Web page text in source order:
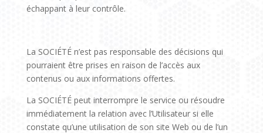
échappant à leur contrôle.
La SOCIÉTÉ n’est pas responsable des décisions qui
pourraient être prises en raison de l’accès aux
contenus ou aux informations offertes.
La SOCIÉTÉ peut interrompre le service ou résoudre
immédiatement la relation avec l’Utilisateur si elle
constate qu’une utilisation de son site Web ou de l’un